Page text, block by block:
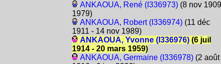
ANKAOUA, René (I336973)(8 nov
1979)
ANKAOUA, Robert (I336974)(11 déc
1911 - 14 nov 1989)
ANKAOUA, Yvonne (I336976)(6 juil
1914 - 20 mars 1959)
ANKAOUA, Germaine (I336978)(2 août